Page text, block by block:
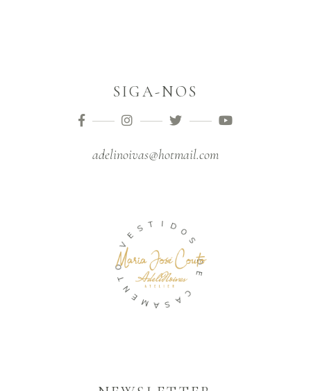
SIGA-NOS
adelinoivas@hotmail.com
V
E S T I D
O
D
C
A
S
A
M
E
N
T
O